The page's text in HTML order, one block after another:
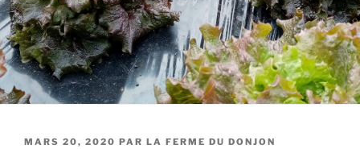
PUBLIÉ
MARS 20, 2020 PAR LA FERME DU DONJON